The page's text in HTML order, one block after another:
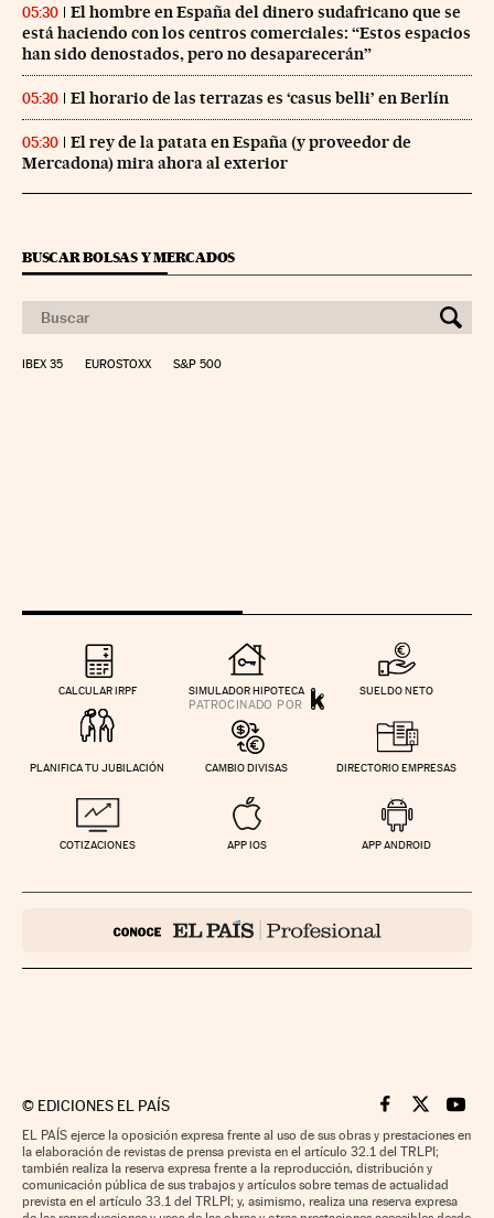
05:30
El hombre en España del dinero sudafricano que se
está haciendo con los centros comerciales: “Estos espacios
han sido denostados, pero no desaparecerán”
05:30 El horario de las terrazas es ‘casus belli’ en Berlín
05:30
El rey de la patata en España (y proveedor de
Mercadona) mira ahora al exterior
BUSCAR BOLSAS Y MERCADOS
IBEX 35 EUROSTOXX S&P 500
CALCULAR IRPF SIMULADOR HIPOTECA SUELDO NETO
PLANIFICA TU JUBILACIÓN CAMBIO DIVISAS DIRECTORIO EMPRESAS
COTIZACIONES APP IOS APP ANDROID
© EDICIONES EL PAÍS Cinco Días en
Cinco Días
Cinco
EL PAÍS ejerce la oposición expresa frente al uso de sus obras y prestaciones en
la elaboración de revistas de prensa prevista en el artículo 32.1 del TRLPI;
también realiza la reserva expresa frente a la reproducción, distribución y
comunicación pública de sus trabajos y artículos sobre temas de actualidad
prevista en el artículo 33.1 del TRLPI; y, asimismo, realiza una reserva expresa